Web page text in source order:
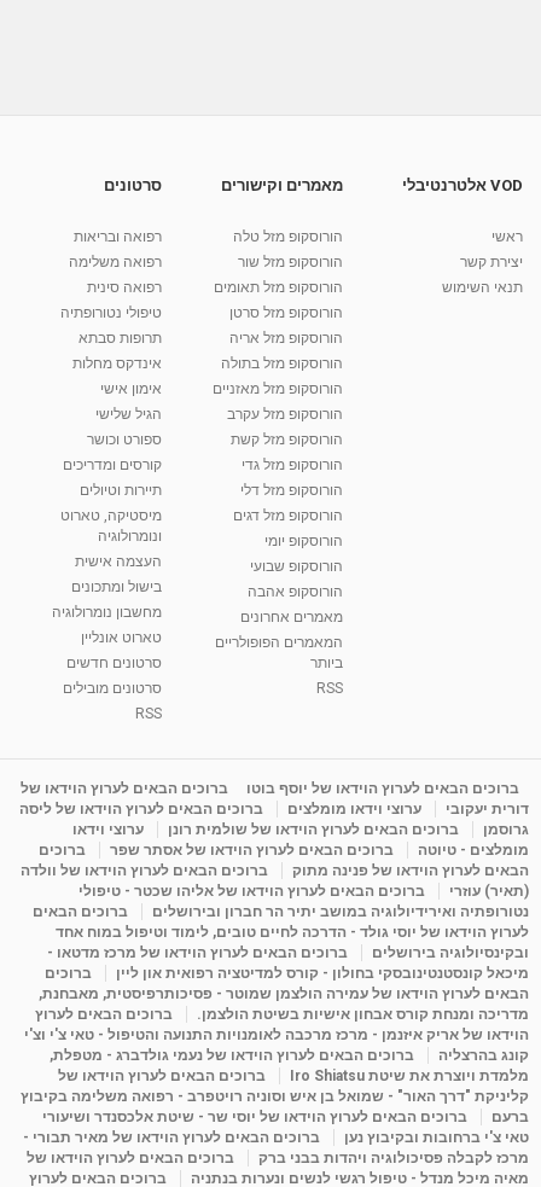
מאת vod-galit 10 שנים
10:17
קרין גורן - העוגה המתגלצ’ת ללא קמח
38.5k צפיות
01:37
יוסי שר - מתמחה בשיטת אלכסנדר וטאי צ'י
2,734 צפיות
01:46
רנה רז-גילו -טיפול אנרגטי ויעוץ רוחני - נומרולוגית
2,311 צפיות
05:37
סודות בתאריך הלידה, משמעות חודש הלידה -
ינואר זינה ליבשיץ נומרולוגית
ליסה גרוסמן - המרכז לאימון התנהגותי - קשב
09:12
מדיטציה בדמיון מודרך - היכרות עם האני הפנימי
מאת admin 11 שנים 3,645 צפיות
פנינה מתוק - מרכז "נתיב הלב" בהרצליה-
מדיטציה-התחדשות
Shahar-vod
VOD אלטרנטיבלי
ראשי
יצירת קשר
תנאי השימוש
מאמרים וקישורים
הורוסקופ מזל טלה
הורוסקופ מזל שור
הורוסקופ מזל תאומים
הורוסקופ מזל סרטן
הורוסקופ מזל אריה
הורוסקופ מזל בתולה
הורוסקופ מזל מאזניים
הורוסקופ מזל עקרב
הורוסקופ מזל קשת
הורוסקופ מזל גדי
הורוסקופ מזל דלי
הורוסקופ מזל דגים
הורוסקופ יומי
הורוסקופ שבועי
הורוסקופ אהבה
מאמרים אחרונים
המאמרים הפופולריים
ביותר
RSS
סרטונים
רפואה ובריאות
רפואה משלימה
רפואה סינית
טיפולי נטורופתיה
תרופות סבתא
אינדקס מחלות
אימון אישי
הגיל שלישי
ספורט וכושר
קורסים ומדריכים
תיירות וטיולים
מיסטיקה, טארוט
ונומרולוגיה
העצמה אישית
בישול ומתכונים
מחשבון נומרולוגיה
טארוט אונליין
סרטונים חדשים
סרטונים מובילים
RSS
ברוכים הבאים לערוץ הוידאו של יוסף בוטו
ברוכים הבאים לערוץ הוידאו של
דורית יעקובי
ערוצי וידאו מומלצים
ברוכים הבאים לערוץ הוידאו של ליסה
גרוסמן
ברוכים הבאים לערוץ הוידאו של שולמית רונן
ערוצי וידאו
מומלצים - טיוטה
ברוכים הבאים לערוץ הוידאו של אסתר שפר
ברוכים
הבאים לערוץ הוידאו של פנינה מתוק
ברוכים הבאים לערוץ הוידאו של וולדה
(תאיר) עוזרי
ברוכים הבאים לערוץ הוידאו של אליהו שכטר - טיפולי
נטורופתיה ואירידיולוגיה במושב יתיר הר חברון ובירושלים
ברוכים הבאים
לערוץ הוידאו של יוסי גולד - הדרכה לחיים טובים, לימוד וטיפול במוח אחד
ובקינסיולוגיה בירושלים
ברוכים הבאים לערוץ הוידאו של מרכז מדטאו -
מיכאל קונסטנטינובסקי בחולון - קורס למדיטציה רפואית און ליין
ברוכים
הבאים לערוץ הוידאו של עמירה הולצמן שמוטר - פסיכותרפיסטית, מאבחנת,
מדריכה ומנחת קורס אבחון אישיות בשיטת הולצמן.
ברוכים הבאים לערוץ
הוידאו של אריק איזנמן - מרכז מרכבה לאומנויות התנועה והטיפול - טאי צ'י וצ'י
קונג בהרצליה
ברוכים הבאים לערוץ הוידאו של נעמי גולדברג - מטפלת,
מלמדת ויוצרת את שיטת Iro Shiatsu
ברוכים הבאים לערוץ הוידאו של
קליניקת "דרך האור" - שמואל בן איש וסוניה רויטפרב - רפואה משלימה בקיבוץ
ברעם
ברוכים הבאים לערוץ הוידאו של יוסי שר - שיטת אלכסנדר ושיעורי
טאי צ'י ברחובות ובקיבוץ נען
ברוכים הבאים לערוץ הוידאו של מאיר תבורי -
מרכז לקבלה פסיכולוגיה ויהדות בבני ברק
ברוכים הבאים לערוץ הוידאו של
מאיה מיכל מנדל - טיפול רגשי לנשים ונערות בנתניה
ברוכים הבאים לערוץ